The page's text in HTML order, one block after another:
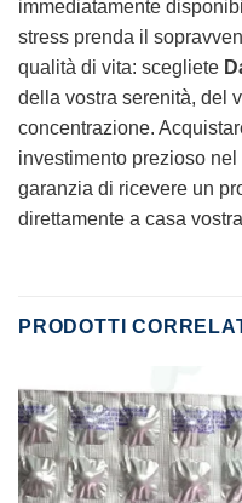
immediatamente
stress prenda il
qualità di vita: scegliete
della vostra serenità, del
concentrazione.
investimento prezioso
garanzia di ricevere un
direttamente a casa
PRODOTTI